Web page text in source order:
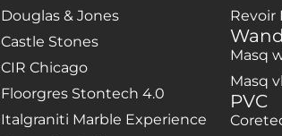
Douglas & Jones
Castle Stones
CIR Chicago
Floorgres Stontech 4.0
Italgraniti Marble Experience
Revoir
Masq
Masq
PVC